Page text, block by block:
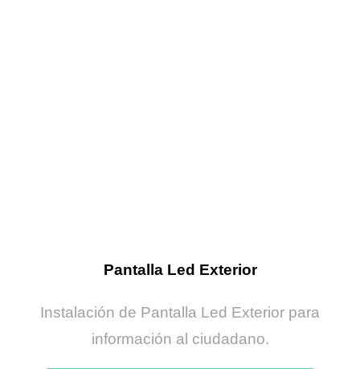
Pantalla Led Exterior
Instalación de Pantalla Led Exterior para
información al ciudadano.